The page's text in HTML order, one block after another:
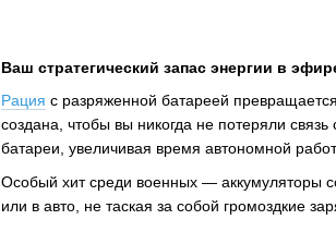
Ваш стратегический запас энергии в
Рация с разряженной батареей
создана, чтобы вы никогда не потеряли
батареи, увеличивая время автономной
Особый хит среди военных — аккумуляторы
или в авто, не таская за собой громоздкие